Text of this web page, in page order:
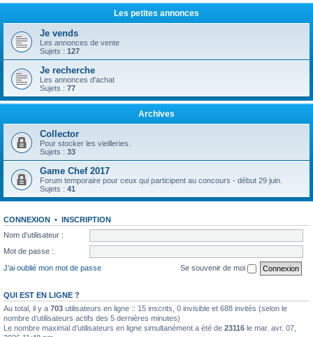
Les petites annonces
Je vends
Les annonces de vente
Sujets : 127
Je recherche
Les annonces d'achat
Sujets : 77
Archives
Collector
Pour stocker les vieilleries.
Sujets : 33
Game Chef 2017
Forum temporaire pour ceux qui participent au concours - début 29 juin.
Sujets : 41
CONNEXION • INSCRIPTION
Nom d’utilisateur :
Mot de passe :
J’ai oublié mon mot de passe
Se souvenir de moi
QUI EST EN LIGNE ?
Au total, il y a 703 utilisateurs en ligne :: 15 inscrits, 0 invisible et 688 invités (selon le
nombre d’utilisateurs actifs des 5 dernières minutes)
Le nombre maximal d’utilisateurs en ligne simultanément a été de 23116 le mar. avr. 07,